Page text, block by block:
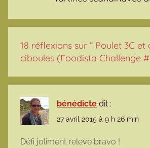
18 réflexions sur “ Poulet 3C et
ciboules (Foodista Challenge
bénédicte dit :
27 avril 2015 à 9 h 26 min
Défi joliment relevé bravo !